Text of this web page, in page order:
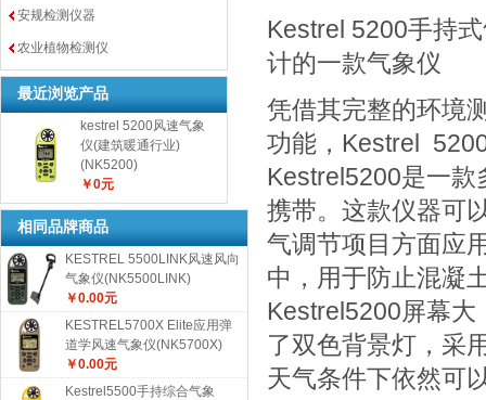
安规检测仪器
农业植物检测仪
最近浏览产品
kestrel 5200风速气象
仪(建筑暖通行业)
(NK5200)
￥0元
相同品牌商品
KESTREL 5500LINK风速风向
气象仪(NK5500LINK)
￥0.00元
KESTREL5700X Elite应用弹
道学风速气象仪(NK5700X)
￥0.00元
Kestrel5500手持综合气象
Kestrel 5200手持
计的一款气象仪
凭借其完整的环境
功能，Kestrel
Kestrel5200是一
携带。这款仪器可
气调节项目方面应
中，用于防止混凝
Kestrel5200屏幕
了双色背景灯，采
天气条件下依然可